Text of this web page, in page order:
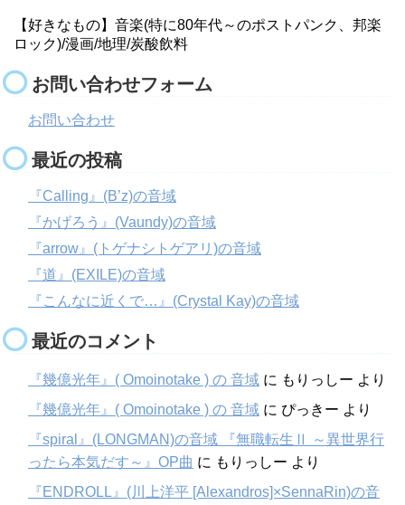
【好きなもの】音楽(特に80年代～のポストパンク、邦楽
ロック)/漫画/地理/炭酸飲料
お問い合わせフォーム
お問い合わせ
最近の投稿
『Calling』(B’z)の音域
『かげろう』(Vaundy)の音域
『arrow』(トゲナシトゲアリ)の音域
『道』(EXILE)の音域
『こんなに近くで…』(Crystal Kay)の音域
最近のコメント
『幾億光年』( Omoinotake ) の 音域 に もりっしー より
『幾億光年』( Omoinotake ) の 音域 に ぴっきー より
『spiral』(LONGMAN)の音域 『無職転生Ⅱ ～異世界行
ったら本気だす～』OP曲 に もりっしー より
『ENDROLL』(川上洋平 [Alexandros]×SennaRin)の音